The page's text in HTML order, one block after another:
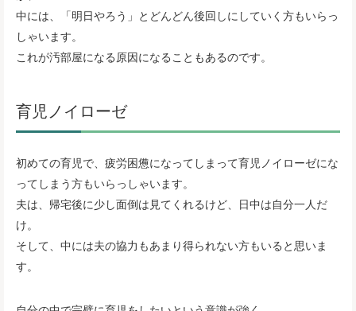
中には、「明日やろう」とどんどん後回しにしていく方もいらっ
しゃいます。
これが汚部屋になる原因になることもあるのです。
育児ノイローゼ
初めての育児で、疲労困憊になってしまって育児ノイローゼにな
ってしまう方もいらっしゃいます。
夫は、帰宅後に少し面倒は見てくれるけど、日中は自分一人だ
け。
そして、中には夫の協力もあまり得られない方もいると思いま
す。